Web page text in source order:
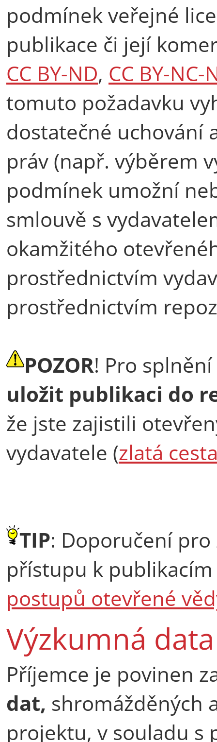
podmínek veřejné
publikace či její
CC BY-ND, CC BY-NC-
tomuto požadavku
dostatečné uchování
práv (např. výběrem
podmínek umožní
smlouvě s
okamžitého
prostřednictvím
prostřednictvím
POZOR! Pro
uložit publikaci do
že jste zajistili
vydavatele (zlatá
TIP: Doporučení
přístupu k
postupů otevřené
Výzkumná data
Příjemce je povinen
dat, shromážděných
projektu, v souladu s